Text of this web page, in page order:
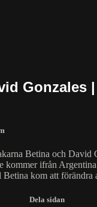
Gonzales
Betina och David
kommer ifrån
kom att förändra